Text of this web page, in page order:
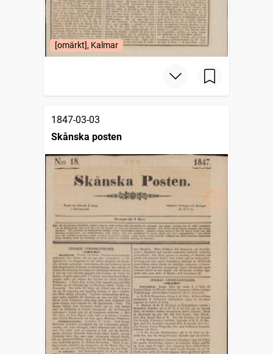
[omärkt], Kalmar
1847-03-03
Skånska posten